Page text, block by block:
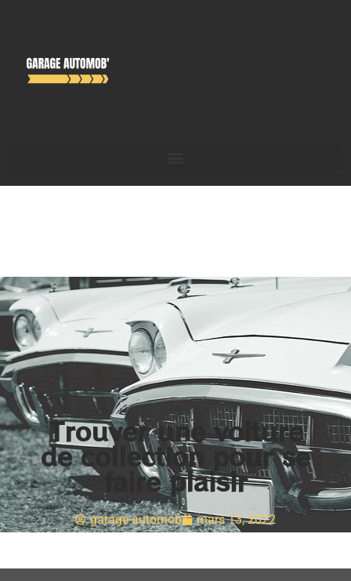
Trouver une voiture
de collection pour se
faire plaisir
garage-automob mars 13, 2022